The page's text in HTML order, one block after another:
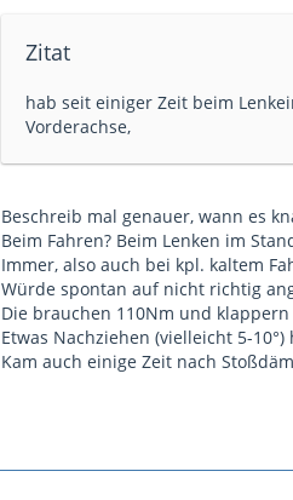
Zitat
hab seit einiger Zeit beim
Vorderachse,
Beschreib mal genauer, wann es
Beim Fahren? Beim Lenken im
Immer, also auch bei kpl. kaltem
Würde spontan auf nicht richtig
Die brauchen 110Nm und
Etwas Nachziehen (vielleicht 5-
Kam auch einige Zeit nach